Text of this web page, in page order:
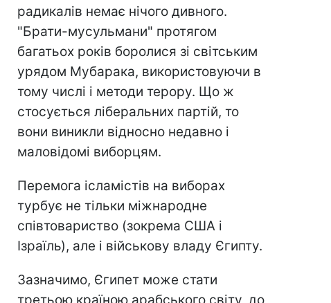
радикалів немає нічого дивного.
"Брати-мусульмани" протягом
багатьох років боролися зі світським
урядом Мубарака, використовуючи в
тому числі і методи терору. Що ж
стосується ліберальних партій, то
вони виникли відносно недавно і
маловідомі виборцям.
Перемога ісламістів на виборах
турбує не тільки міжнародне
співтовариство (зокрема США і
Ізраїль), але і військову владу Єгипту.
Зазначимо, Єгипет може стати